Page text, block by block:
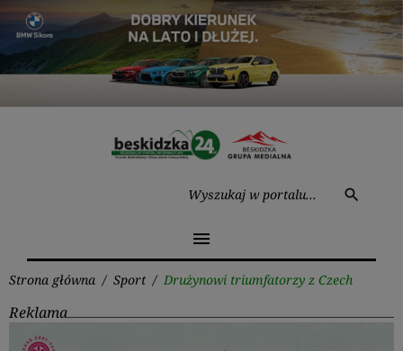
Przejdź
treści
search
menu
Strona główna / Sport / Drużynowi triumfatorzy z Czech
Reklama